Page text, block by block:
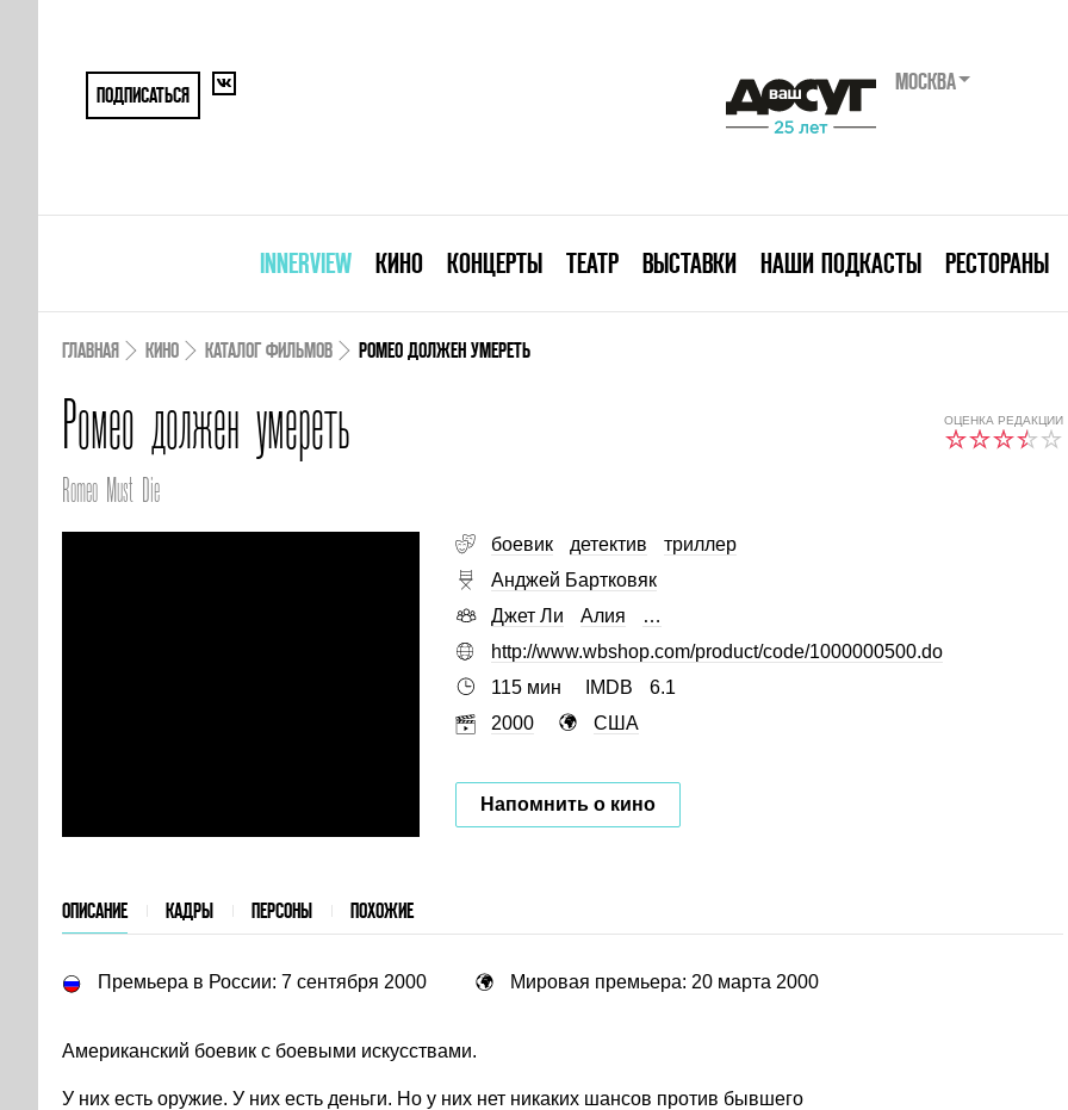
ПОДПИСАТЬСЯ
МОСКВА
INNERVIEW КИНО КОНЦЕРТЫ ТЕАТР ВЫСТАВКИ НАШИ ПОДКАСТЫ РЕСТОРАНЫ
ГЛАВНАЯ КИНО КАТАЛОГ ФИЛЬМОВ РОМЕО ДОЛЖЕН УМЕРЕТЬ
Ромео должен умереть ОЦЕНКА РЕДАКЦИИ
Romeo Must Die
боевик детектив
триллер
Анджей Бартковяк
Джет Ли
Алия
…
http://www.wbshop.com/product/code/1000000500.do
115 мин
IMDB
6.1
2000
США
Напомнить о кино
ОПИСАНИЕ КАДРЫ ПЕРСОНЫ ПОХОЖИЕ
Премьера в России: 7 сентября 2000 Мировая премьера: 20 марта 2000
Американский боевик с боевыми искусствами.
У них есть оружие. У них есть деньги. Но у них нет никаких шансов против бывшего